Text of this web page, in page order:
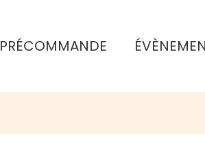
PRÉCOMMANDE